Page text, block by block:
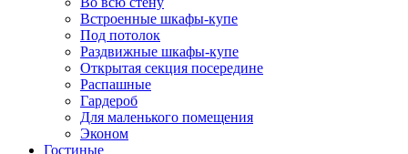
Встроенные шкафы-купе
Под потолок
Раздвижные шкафы-купе
Открытая секция посередине
Распашные
Гардероб
Для маленького помещения
Эконом
Гостиные